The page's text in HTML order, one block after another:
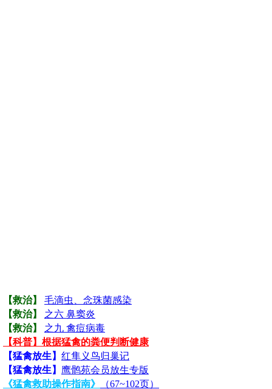
【救治】 毛滴虫、念珠菌感染
【救治】 之六 鼻窦炎
【救治】 之九 禽痘病毒
【科普】根据猛禽的粪便判断健康
【猛禽放生】 红隼义鸟归巢记
【猛禽放生】 鹰鹘苑会员放生专版
《猛禽救助操作指南》
（67~102页）